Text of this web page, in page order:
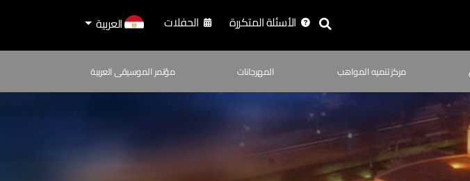
الأسئلة المتكررة الحفلات العربية
مركز تنميه المواهب المهرجانات مؤتمر الموسيقى العربية